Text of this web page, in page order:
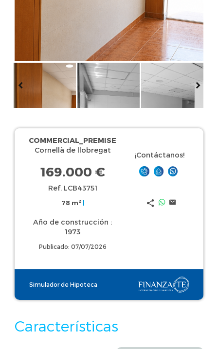
COMMERCIAL_PREMISE
Cornellà de llobregat
169.000 €
Ref. LCB43751
78 m2
Año de construcción :
1973
Publicado: 07/07/2026
¡Contáctanos!
Simulador de Hipoteca
Características